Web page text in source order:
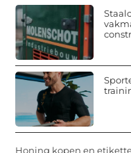
Honing kopen en